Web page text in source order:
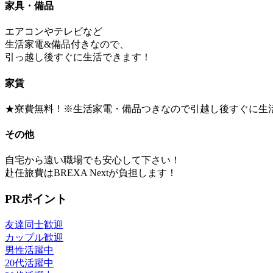
家具・備品
エアコンやテレビなど
生活家電&備品付きなので、
引っ越し後すぐに生活できます！
家賃
★寮費無料！※生活家電・備品つきなので引越し後すぐに生
その他
自宅から遠い職場でも安心して下さい！
赴任旅費はBREXA Nextが負担します！
PRポイント
友達同士歓迎
カップル歓迎
男性活躍中
20代活躍中